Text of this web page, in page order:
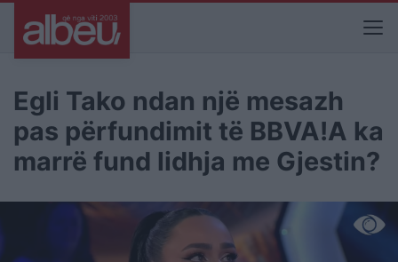
Egli Tako ndan një mesazh
pas përfundimit të BBVA!A ka
marrë fund lidhja me Gjestin?